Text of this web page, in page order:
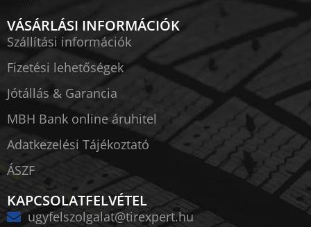
VÁSÁRLÁSI INFORMÁCIÓK
Szállítási információk
Fizetési lehetőségek
Jótállás & Garancia
MBH Bank online áruhitel
Adatkezelési Tájékoztató
ÁSZF
KAPCSOLATFELVÉTEL
ugyfelszolgalat@tirexpert.hu